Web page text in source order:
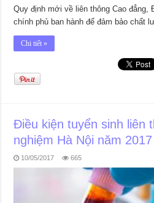
Quy định mới về liên thông Cao
chính phủ ban hành để đảm bảo chất
Chi tiết »
Điều kiện tuyển sinh liên
nghiệm Hà Nội năm 2017
10/05/2017 665